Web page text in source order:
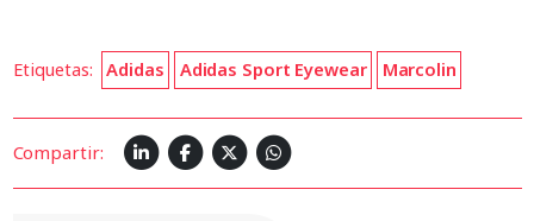
Etiquetas: Adidas Adidas Sport Eyewear Marcolin
Compartir: